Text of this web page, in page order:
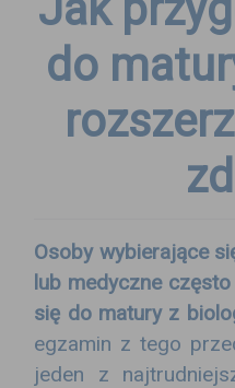
do
Osoby wybierające
lub medyczne
się do matury z
egzamin z tego
jeden z